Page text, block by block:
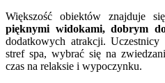
Większość obiektów znajduje
pięknymi widokami, dobrym
dodatkowych atrakcji.
stref spa, wybrać się na
czas na relaksie i wypoczynku.